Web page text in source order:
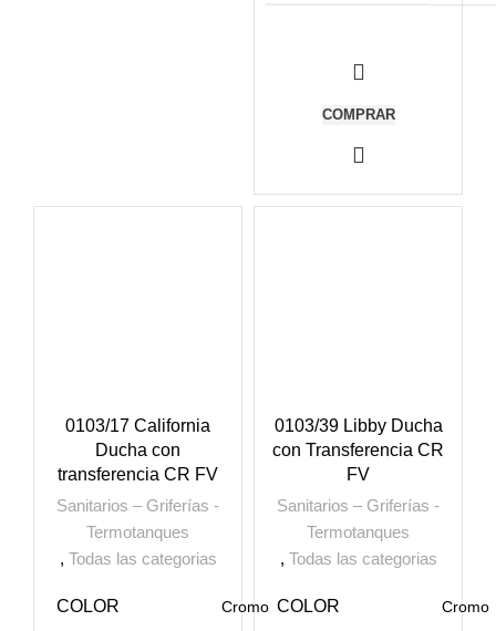
COMPRAR
0103/17 California
Ducha con
transferencia CR FV
Sanitarios – Griferías -
Termotanques
, Todas las categorias
COLOR Cromo
0103/39 Libby Ducha
con Transferencia CR
FV
Sanitarios – Griferías -
Termotanques
, Todas las categorias
COLOR Cromo